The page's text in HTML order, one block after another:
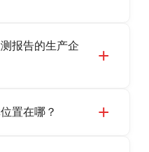
图纸深化设计、现货
服务，主营
报告的生产企
均配有正规第三方检测
置在哪？